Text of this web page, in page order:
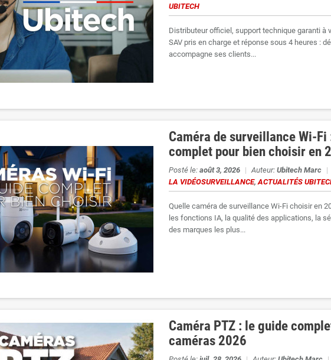
UBITECH
Distributeur officiel, support technique garanti à
SAV pris en charge et réponse sous 4 heures :
accompagne ses clients...
Caméra de surveillance Wi-
complet pour bien choisir en
Posté le:août 3, 2026 | Auteur:Ubitech Marc |
LA VIDÉOSURVEILLANCE,ACTUALITÉS
Quelle caméra de surveillance Wi-Fi choisir en
les fonctions IA, la qualité des applications, la
des marques les plus...
Caméra PTZ : le guide
caméras 2026